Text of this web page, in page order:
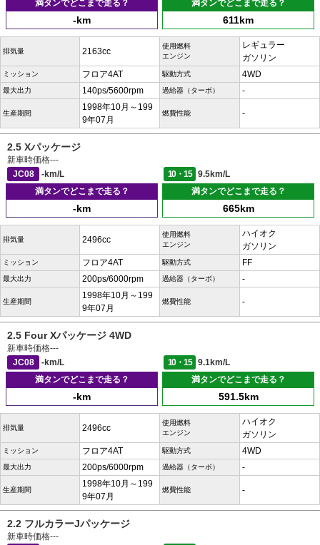
満タンでどこまで走る？
-km
満タンでどこまで走る？
611km
排気量 2163cc
使用燃料
エンジン
レギュラー
ガソリン
ミッション フロア4AT 駆動方式 4WD
最大出力 140ps/5600rpm 過給器（ターボ） -
生産期間
1998年10月～199
9年07月
燃費性能 -
2.5 Xパッケージ
新車時価格---
JC08
-km/L 10・15
9.5km/L
満タンでどこまで走る？
-km
満タンでどこまで走る？
665km
排気量 2496cc
使用燃料
エンジン
ハイオク
ガソリン
ミッション フロア4AT 駆動方式 FF
最大出力 200ps/6000rpm 過給器（ターボ） -
生産期間
1998年10月～199
9年07月
燃費性能 -
2.5 Four Xパッケージ 4WD
新車時価格---
JC08
-km/L 10・15
9.1km/L
満タンでどこまで走る？
-km
満タンでどこまで走る？
591.5km
排気量 2496cc
使用燃料
エンジン
ハイオク
ガソリン
ミッション フロア4AT 駆動方式 4WD
最大出力 200ps/6000rpm 過給器（ターボ） -
生産期間
1998年10月～199
9年07月
燃費性能 -
2.2 フルカラーJパッケージ
新車時価格---